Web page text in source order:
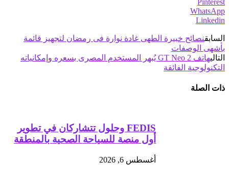
WhatsApp
Linkedin
السابقنصائح خبيرة الطهى غادة نوارة فى رمضان لتجهيز قائمة
بأشهى الوصفات
التالي
هاتف GT Neo 2 يُبهر المستخدم المصرى بسعره وإمكانياته
التكنولوجية الفائقة
ذات الصلة
FEDIS وحلول تتشاركان في تطوير
أول منصة للسياحة الصحية بالمنطقة
أغسطس 6, 2026